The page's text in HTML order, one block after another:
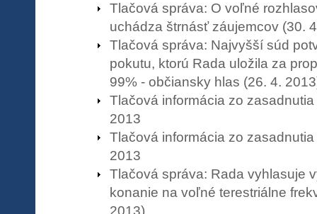
Tlačová správa: O voľné
uchádza štrnásť záujemcov (30.
Tlačová správa: Najvyšší súd
pokutu, ktorú Rada uložila za
99% - občiansky hlas (26. 4.
Tlačová informácia zo
2013
Tlačová informácia zo
2013
Tlačová správa: Rada vyhlasuje
konanie na voľné terestriálne
2013)